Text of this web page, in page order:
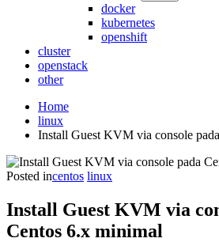
docker
kubernetes
openshift
cluster
openstack
other
Home
linux
Install Guest KVM via console
Posted incentos linux
Install Guest KVM via
Centos 6.x minimal